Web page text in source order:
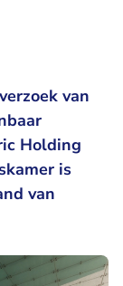
van
Holding
is
van